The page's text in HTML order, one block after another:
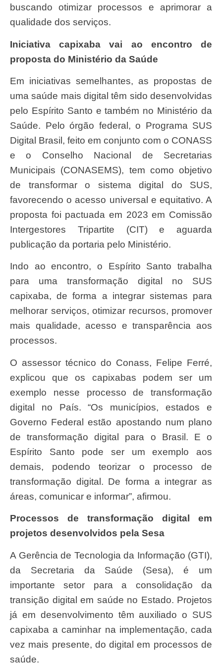
buscando otimizar processos e aprimorar a
qualidade dos serviços.
Iniciativa capixaba vai ao encontro de
proposta do Ministério da Saúde
Em iniciativas semelhantes, as propostas de
uma saúde mais digital têm sido desenvolvidas
pelo Espírito Santo e também no Ministério da
Saúde. Pelo órgão federal, o Programa SUS
Digital Brasil, feito em conjunto com o CONASS
e o Conselho Nacional de Secretarias
Municipais (CONASEMS), tem como objetivo
de transformar o sistema digital do SUS,
favorecendo o acesso universal e equitativo. A
proposta foi pactuada em 2023 em Comissão
Intergestores Tripartite (CIT) e aguarda
publicação da portaria pelo Ministério.
Indo ao encontro, o Espírito Santo trabalha
para uma transformação digital no SUS
capixaba, de forma a integrar sistemas para
melhorar serviços, otimizar recursos, promover
mais qualidade, acesso e transparência aos
processos.
O assessor técnico do Conass, Felipe Ferré,
explicou que os capixabas podem ser um
exemplo nesse processo de transformação
digital no País. “Os municípios, estados e
Governo Federal estão apostando num plano
de transformação digital para o Brasil. E o
Espírito Santo pode ser um exemplo aos
demais, podendo teorizar o processo de
transformação digital. De forma a integrar as
áreas, comunicar e informar”, afirmou.
Processos de transformação digital em
projetos desenvolvidos pela Sesa
A Gerência de Tecnologia da Informação (GTI),
da Secretaria da Saúde (Sesa), é um
importante setor para a consolidação da
transição digital em saúde no Estado. Projetos
já em desenvolvimento têm auxiliado o SUS
capixaba a caminhar na implementação, cada
vez mais presente, do digital em processos de
saúde.